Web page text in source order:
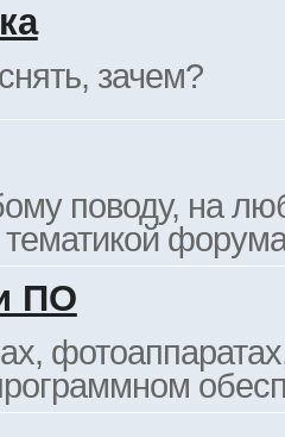
зачем?
поводу, на
ПО